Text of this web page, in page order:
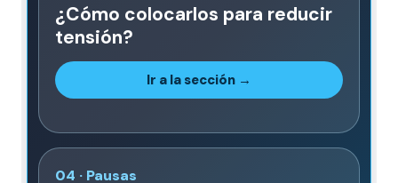
¿Cómo colocarlos para reducir
tensión?
Ir a la sección →
04 · Pausas